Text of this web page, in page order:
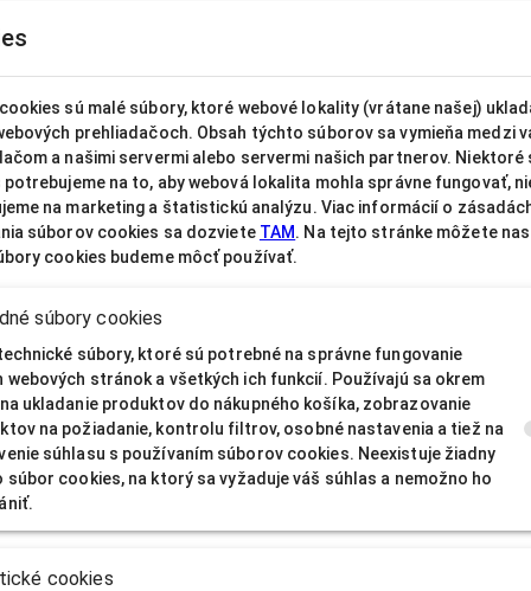
obálky Eva univerzálna čierna Cena je k
obálky Eva univerzálna čierna
obálky Eva univerzálna čierna
sú malé súbory, ktoré webové lokality (vrátane našej)
prehliadačoch. Obsah týchto súborov sa vymieňa medzi
a našimi servermi alebo servermi našich partnerov. Niektoré
potrebujeme na to, aby webová lokalita mohla správne fungovať,
na marketing a štatistickú analýzu. Viac informácií o
súborov cookies sa dozviete TAM. Na tejto stránke môžete
cookies budeme môcť používať.
súbory cookies
súbory, ktoré sú potrebné na správne fungovanie
webových stránok a všetkých ich funkcií. Používajú sa okrem
ukladanie produktov do nákupného košíka, zobrazovanie
na požiadanie, kontrolu filtrov, osobné nastavenia a tiež na
súhlasu s používaním súborov cookies. Neexistuje žiadny
súbor cookies, na ktorý sa vyžaduje váš súhlas a nemožno ho
cookies